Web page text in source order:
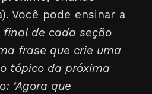
Você pode ensinar a
final de cada seção
frase que crie uma
tópico da próxima
‘Agora que